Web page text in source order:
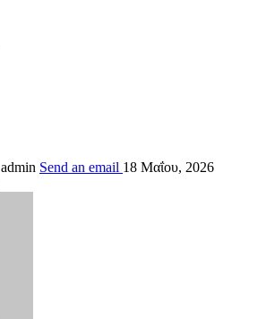
admin Send an email 18 Μαΐου, 2026